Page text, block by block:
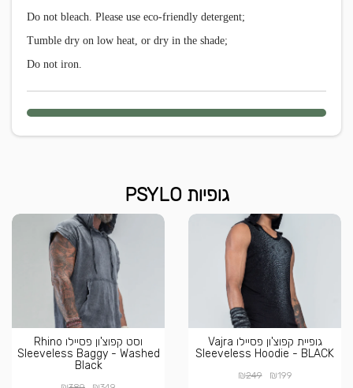
Do not bleach. Please use eco-friendly detergent;
Tumble dry on low heat, or dry in the shade;
Do not iron.
גופיות PSYLO
גופיית קפוצ'ון פסיילו Vajra
Sleeveless Hoodie - BLACK
₪199
₪249
וסט קפוצ'ון פסיילו Rhino
Sleeveless Baggy - Washed
Black